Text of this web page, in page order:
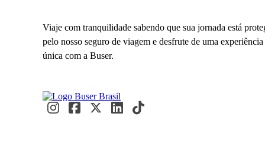
Viaje com tranquilidade sabendo que sua jornada está
pelo nosso seguro de viagem e desfrute de uma experiência
única com a Buser.